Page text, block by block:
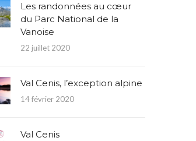
Les randonnées au cœur
du Parc National de la
Vanoise
22 juillet 2020
Val Cenis, l’exception alpine
14 février 2020
Val Cenis